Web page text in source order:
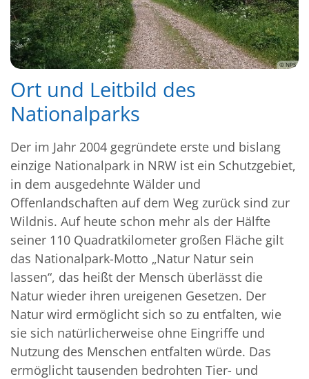
© NPS
Ort und Leitbild des
Nationalparks
Der im Jahr 2004 gegründete erste und bislang
einzige Nationalpark in NRW ist ein Schutzgebiet,
in dem ausgedehnte Wälder und
Offenlandschaften auf dem Weg zurück sind zur
Wildnis. Auf heute schon mehr als der Hälfte
seiner 110 Quadratkilometer großen Fläche gilt
das Nationalpark-Motto „Natur Natur sein
lassen“, das heißt der Mensch überlässt die
Natur wieder ihren ureigenen Gesetzen. Der
Natur wird ermöglicht sich so zu entfalten, wie
sie sich natürlicherweise ohne Eingriffe und
Nutzung des Menschen entfalten würde. Das
ermöglicht tausenden bedrohten Tier- und